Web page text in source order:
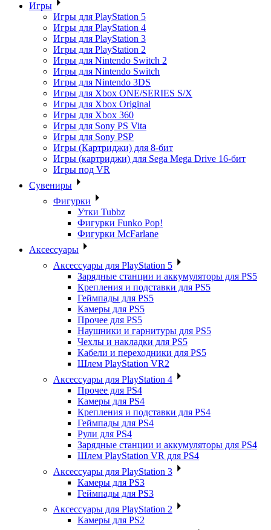
Игры
Игры для PlayStation 5
Игры для PlayStation 4
Игры для PlayStation 3
Игры для PlayStation 2
Игры для Nintendo Switch 2
Игры для Nintendo Switch
Игры для Nintendo 3DS
Игры для Xbox ONE/SERIES S/X
Игры для Xbox Original
Игры для Xbox 360
Игры для Sony PS Vita
Игры для Sony PSP
Игры (Картриджи) для 8-бит
Игры (картриджи) для Sega Mega Drive 16-бит
Игры под VR
Сувениры
Фигурки
Утки Tubbz
Фигурки Funko Pop!
Фигурки McFarlane
Аксессуары
Аксессуары для PlayStation 5
Зарядные станции и аккумуляторы для PS5
Крепления и подставки для PS5
Геймпады для PS5
Камеры для PS5
Прочее для PS5
Наушники и гарнитуры для PS5
Чехлы и накладки для PS5
Кабели и переходники для PS5
Шлем PlayStation VR2
Аксессуары для PlayStation 4
Прочее для PS4
Камеры для PS4
Крепления и подставки для PS4
Геймпады для PS4
Рули для PS4
Зарядные станции и аккумуляторы для PS4
Шлем PlayStation VR для PS4
Аксессуары для PlayStation 3
Камеры для PS3
Геймпады для PS3
Аксессуары для PlayStation 2
Камеры для PS2